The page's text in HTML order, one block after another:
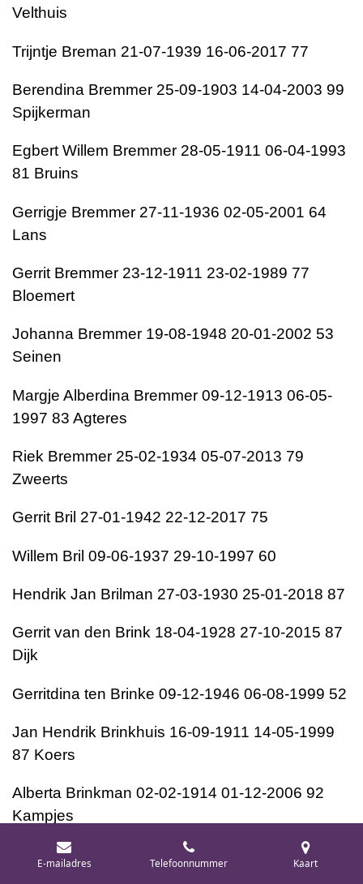
Velthuis
Trijntje Breman 21-07-1939 16-06-2017 77
Berendina Bremmer 25-09-1903 14-04-2003 99
Spijkerman
Egbert Willem Bremmer 28-05-1911 06-04-1993
81 Bruins
Gerrigje Bremmer 27-11-1936 02-05-2001 64
Lans
Gerrit Bremmer 23-12-1911 23-02-1989 77
Bloemert
Johanna Bremmer 19-08-1948 20-01-2002 53
Seinen
Margje Alberdina Bremmer 09-12-1913 06-05-
1997 83 Agteres
Riek Bremmer 25-02-1934 05-07-2013 79
Zweerts
Gerrit Bril 27-01-1942 22-12-2017 75
Willem Bril 09-06-1937 29-10-1997 60
Hendrik Jan Brilman 27-03-1930 25-01-2018 87
Gerrit van den Brink 18-04-1928 27-10-2015 87
Dijk
Gerritdina ten Brinke 09-12-1946 06-08-1999 52
Jan Hendrik Brinkhuis 16-09-1911 14-05-1999
87 Koers
Alberta Brinkman 02-02-1914 01-12-2006 92
Kampjes
Ard Brinkman 11-04-1980 03-12-2019 39
E-mailadres Telefoonnummer Kaart